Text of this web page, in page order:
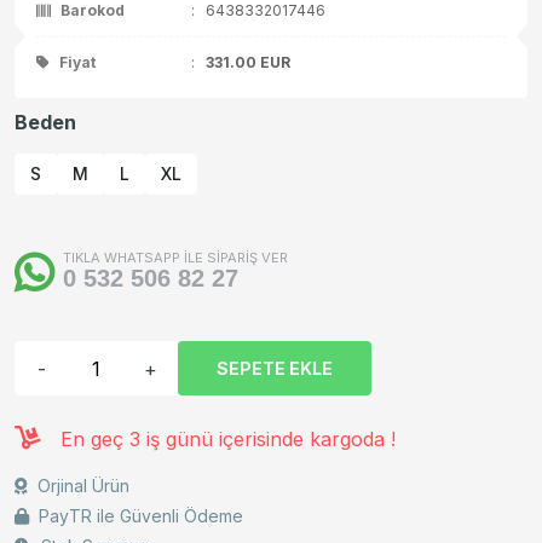
Barokod : 6438332017446
Fiyat : 331.00 EUR
Beden
S M L XL
TIKLA WHATSAPP İLE SİPARİŞ VER
0 532 506 82 27
- + SEPETE EKLE
En geç 3 iş günü içerisinde kargoda !
Orjinal Ürün
PayTR ile Güvenli Ödeme